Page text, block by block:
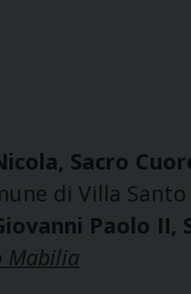
Sacro
di Villa
Paolo II,
Mabilia